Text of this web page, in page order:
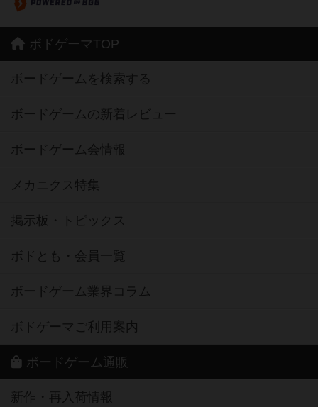
ボドゲーマTOP
ボードゲームを検索する
ボードゲームの新着レビュー
ボードゲーム会情報
メカニクス特集
掲示板・トピックス
ボドとも・会員一覧
ボードゲーム業界コラム
ボドゲーマご利用案内
ボードゲーム通販
新作・再入荷情報